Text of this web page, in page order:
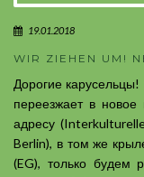
19.01.2018
WIR ZIEHEN UM!
Дорогие карусельцы!
переезжает в
адресу
Berlin), в том же
(EG), только будем